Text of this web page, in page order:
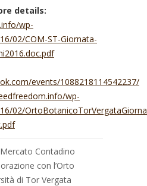
details:
wp-
02/COM-ST-Giornata-
events/1088218114542237/
wp-
02/
Mercato Contadino
con l’Orto
di Tor Vergata